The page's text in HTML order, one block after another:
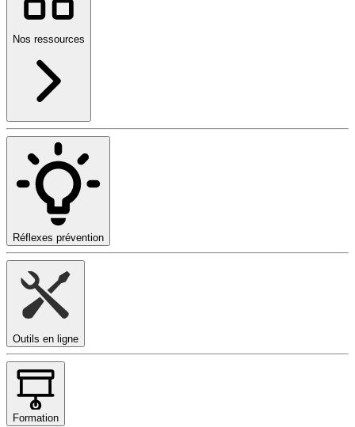
Nos ressources
Réflexes prévention
Outils en ligne
Formation